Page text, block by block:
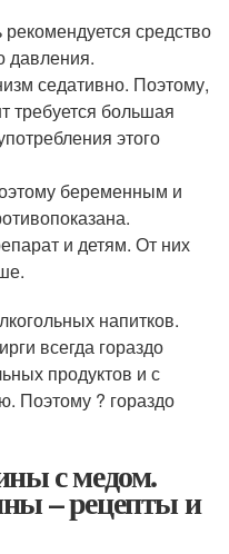
средство
давления.
седативно. Поэтому,
требуется большая
этого
беременным и
и детям. От них
напитков.
всегда гораздо
продуктов и с
Поэтому ? гораздо
с медом.
– рецепты и